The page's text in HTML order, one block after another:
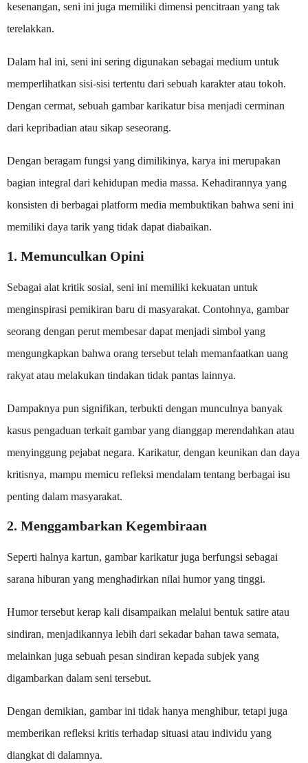
kesenangan, seni ini juga memiliki dimensi pencitraan yang tak
terelakkan.
Dalam hal ini, seni ini sering digunakan sebagai medium untuk
memperlihatkan sisi-sisi tertentu dari sebuah karakter atau tokoh.
Dengan cermat, sebuah gambar karikatur bisa menjadi cerminan
dari kepribadian atau sikap seseorang.
Dengan beragam fungsi yang dimilikinya, karya ini merupakan
bagian integral dari kehidupan media massa. Kehadirannya yang
konsisten di berbagai platform media membuktikan bahwa seni ini
memiliki daya tarik yang tidak dapat diabaikan.
1. Memunculkan Opini
Sebagai alat kritik sosial, seni ini memiliki kekuatan untuk
menginspirasi pemikiran baru di masyarakat. Contohnya, gambar
seorang dengan perut membesar dapat menjadi simbol yang
mengungkapkan bahwa orang tersebut telah memanfaatkan uang
rakyat atau melakukan tindakan tidak pantas lainnya.
Dampaknya pun signifikan, terbukti dengan munculnya banyak
kasus pengaduan terkait gambar yang dianggap merendahkan atau
menyinggung pejabat negara. Karikatur, dengan keunikan dan daya
kritisnya, mampu memicu refleksi mendalam tentang berbagai isu
penting dalam masyarakat.
2. Menggambarkan Kegembiraan
Seperti halnya kartun, gambar karikatur juga berfungsi sebagai
sarana hiburan yang menghadirkan nilai humor yang tinggi.
Humor tersebut kerap kali disampaikan melalui bentuk satire atau
sindiran, menjadikannya lebih dari sekadar bahan tawa semata,
melainkan juga sebuah pesan sindiran kepada subjek yang
digambarkan dalam seni tersebut.
Dengan demikian, gambar ini tidak hanya menghibur, tetapi juga
memberikan refleksi kritis terhadap situasi atau individu yang
diangkat di dalamnya.